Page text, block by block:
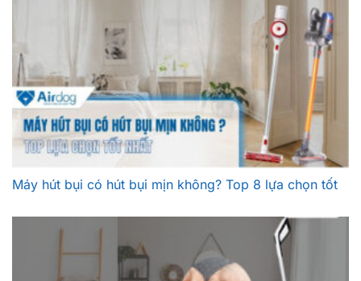
Máy hút bụi có hút bụi mịn không? Top 8 lựa chọn tốt